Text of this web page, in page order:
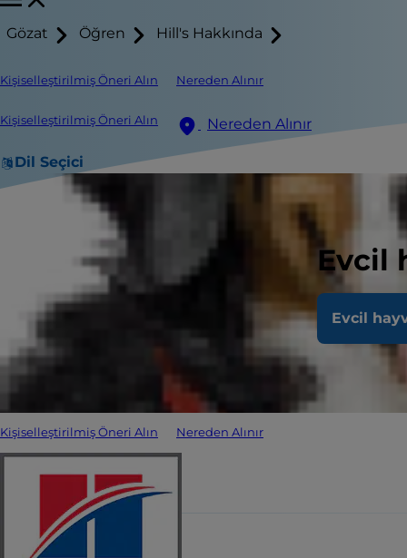
Gözat Öğren Hill's Hakkında
Kişiselleştirilmiş Öneri Alın Nereden Alınır
Kişiselleştirilmiş Öneri Alın Nereden Alınır
Dil Seçici
Evcil
Evcil
Kişiselleştirilmiş Öneri Alın Nereden Alınır